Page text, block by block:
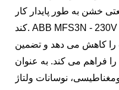
خشن به طور پایدار کار
کند. ABB MFS3N - 230V دارای قدرت ضد تداخل و پایداری
را کاهش می دهد و تضمین
فراهم می کند. به عنوان
نوسانات ولتاژ